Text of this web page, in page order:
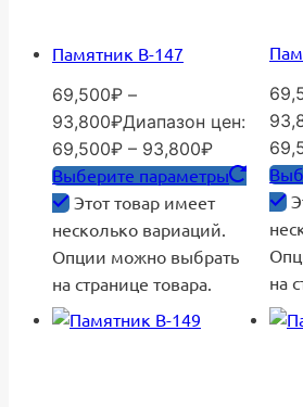
Памятник В-147
69,500₽ –
93,800₽Диапазон цен:
69,500₽ – 93,800₽
Выберите параметры
Этот товар имеет
несколько вариаций.
Опции можно выбрать
на странице товара.
на